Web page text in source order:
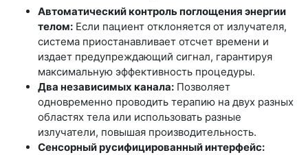
Автоматический контроль поглощения энергии
телом: Если пациент отклоняется от излучателя,
система приостанавливает отсчет времени и
издает предупреждающий сигнал, гарантируя
максимальную эффективность процедуры.
Два независимых канала: Позволяет
одновременно проводить терапию на двух разных
областях тела или использовать разные
излучатели, повышая производительность.
Сенсорный русифицированный интерфейс: